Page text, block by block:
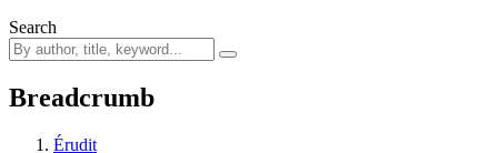
Search
Breadcrumb
Érudit